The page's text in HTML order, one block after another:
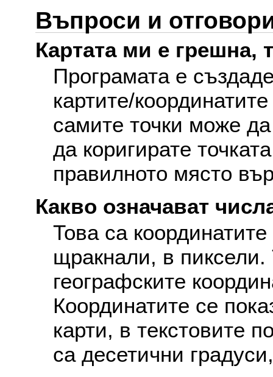
Въпроси и
Картата ми е грешна,
Програмата е
картите/
самите точки може
да коригирате
правилното място
Какво означават
Това са
щракнали, в пиксели.
географските
Координатите се
карти, в текстовите
са десетични